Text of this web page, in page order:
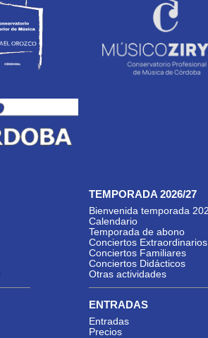
TEMPORADA 2026/27
Bienvenida temporada
Calendario
Temporada de abono
Conciertos Extraordinarios
Conciertos Familiares
Conciertos Didácticos
Otras actividades
ENTRADAS
Entradas
Precios